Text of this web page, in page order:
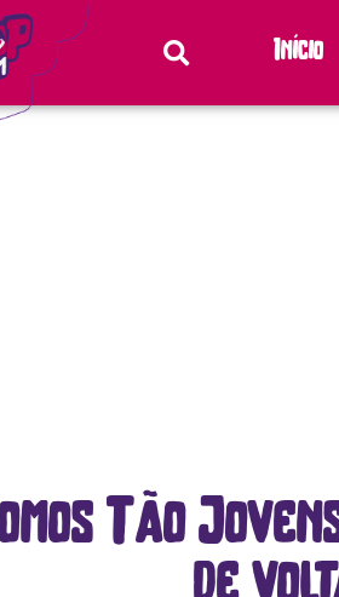
Início
Tão